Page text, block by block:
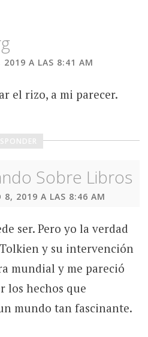
2019 A LAS 8:41 AM
el rizo, a mi parecer.
Sobre Libros
8, 2019 A LAS 8:46 AM
ser. Pero yo la verdad
y su intervención
mundial y me pareció
los hechos que
mundo tan fascinante.